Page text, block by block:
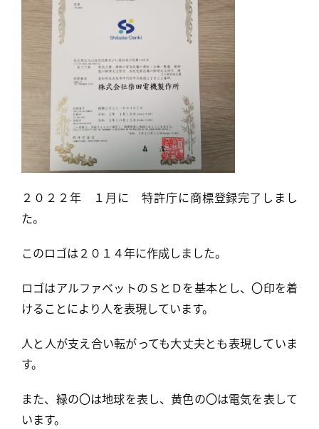
２０２２年 １月に 特許庁に商標登録完了しまし
た。
このロゴは２０１４年に作成しました。
ロゴはアルファベットのＳとＤを基本とし、〇印を着
けることにより人を表現しています。
人と人が支え合い転がっても大丈夫とも表現していま
す。
また、緑の〇は地球を表し、黄色の〇は電気を表して
います。